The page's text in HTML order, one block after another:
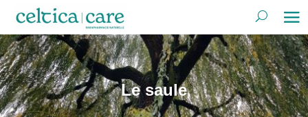
Le saule